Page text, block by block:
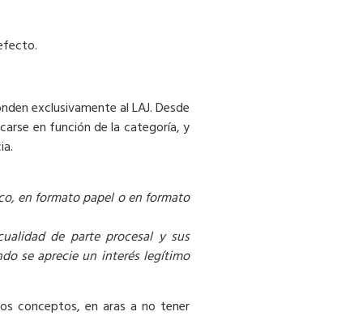
exclusivamente al LAJ. Desde
en función de la categoría, y
en formato papel o en formato
de parte procesal y sus
se aprecie un interés legítimo
conceptos, en aras a no tener